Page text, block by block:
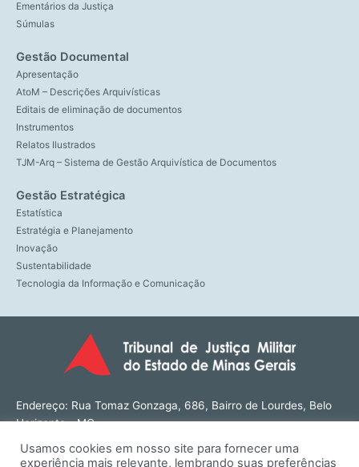
Ementários da Justiça
Súmulas
Gestão Documental
Apresentação
AtoM – Descrições Arquivísticas
Editais de eliminação de documentos
Instrumentos
Relatos Ilustrados
TJM-Arq – Sistema de Gestão Arquivística de Documentos
Gestão Estratégica
Estatística
Estratégia e Planejamento
Inovação
Sustentabilidade
Tecnologia da Informação e Comunicação
Endereço: Rua Tomaz Gonzaga, 686, Bairro de Lourdes, Belo
Horizonte - MG
Tel: (31) 3274-1566
Usamos cookies em nosso site para fornecer uma
experiência mais relevante, lembrando suas preferências